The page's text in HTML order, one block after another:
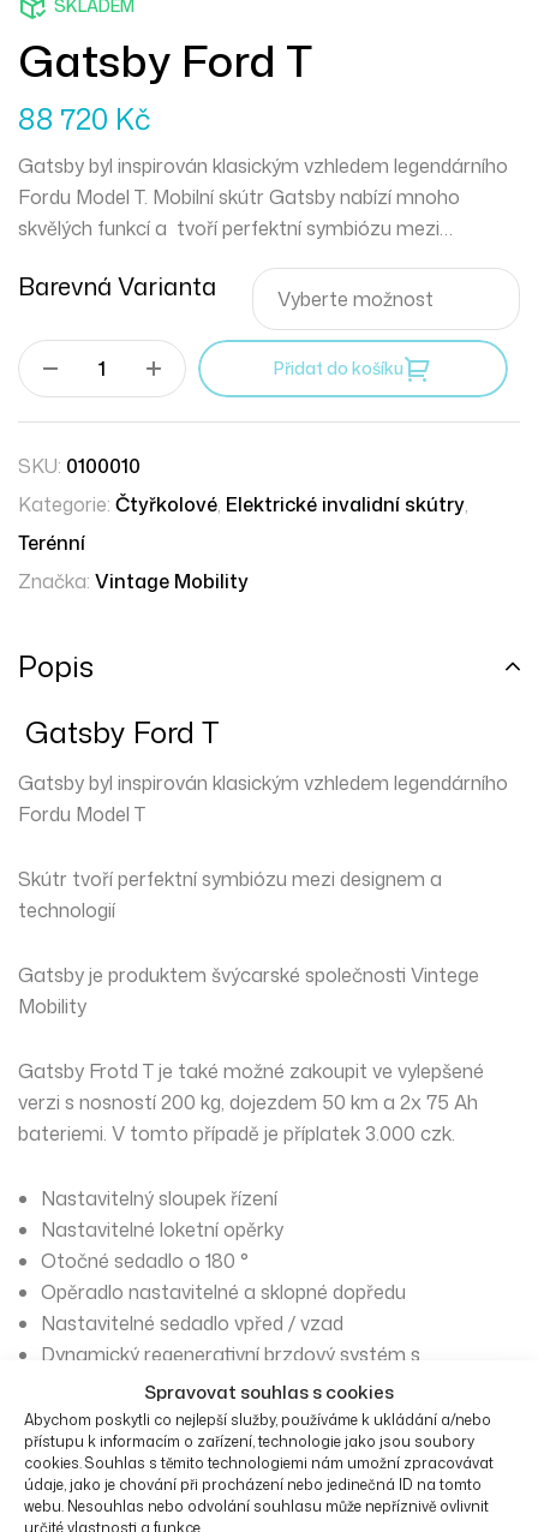
Spravovat souhlas s cookies
Abychom poskytli co nejlepší služby, používáme k ukládání a/nebo
přístupu k informacím o zařízení, technologie jako jsou soubory
cookies. Souhlas s těmito technologiemi nám umožní zpracovávat
údaje, jako je chování při procházení nebo jedinečná ID na tomto
webu. Nesouhlas nebo odvolání souhlasu může nepříznivě ovlivnit
určité vlastnosti a funkce.
SKLADEM
Gatsby Ford T
88 720 Kč
Gatsby byl inspirován klasickým vzhledem legendárního
Fordu Model T. Mobilní skútr Gatsby nabízí mnoho
skvělých funkcí a tvoří perfektní symbiózu mezi
Barevná Varianta
Přidat do košíku
SKU: 0100010
Kategorie: Čtyřkolové, Elektrické invalidní skútry,
Terénní
Značka: Vintage Mobility
Popis
Gatsby Ford T
Gatsby byl inspirován klasickým vzhledem legendárního
Fordu Model T
Skútr tvoří perfektní symbiózu mezi designem a
technologií
Gatsby je produktem švýcarské společnosti Vintege
Mobility
Gatsby Frotd T je také možné zakoupit ve vylepšené
verzi s nosností 200 kg, dojezdem 50 km a 2x 75 Ah
bateriemi. V tomto případě je příplatek 3.000 czk.
Nastavitelný sloupek řízení
Nastavitelné loketní opěrky
Otočné sedadlo o 180 °
Opěradlo nastavitelné a sklopné dopředu
Nastavitelné sedadlo vpřed / vzad
Dynamický regenerativní brzdový systém s
bezpečnou elektromechanickou kotoučovou brzdou
Pohon zadních kol s diferenciálem
Speciálně odpružené nezávislé zavěšení
Externí nabíječka
Vysokovýkonný stejnosměrný motor s 24 V